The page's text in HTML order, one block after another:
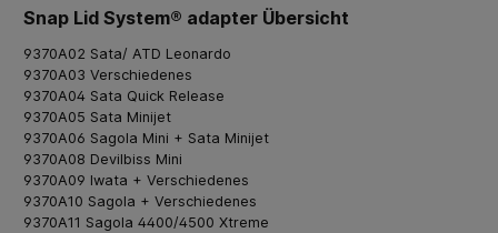
Snap Lid System® adapter Übersicht
9370A02 Sata/ ATD Leonardo
9370A03 Verschiedenes
9370A04 Sata Quick Release
9370A05 Sata Minijet
9370A06 Sagola Mini + Sata Minijet
9370A08 Devilbiss Mini
9370A09 Iwata + Verschiedenes
9370A10 Sagola + Verschiedenes
9370A11 Sagola 4400/4500 Xtreme